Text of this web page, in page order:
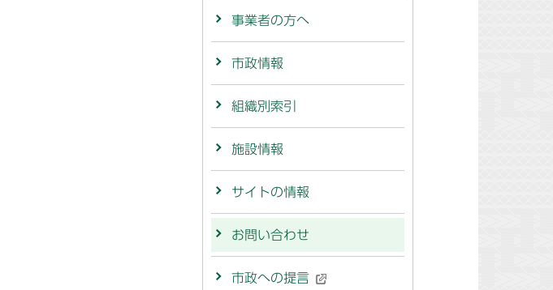
事業者の方へ
市政情報
組織別索引
施設情報
サイトの情報
お問い合わせ
市政への提言